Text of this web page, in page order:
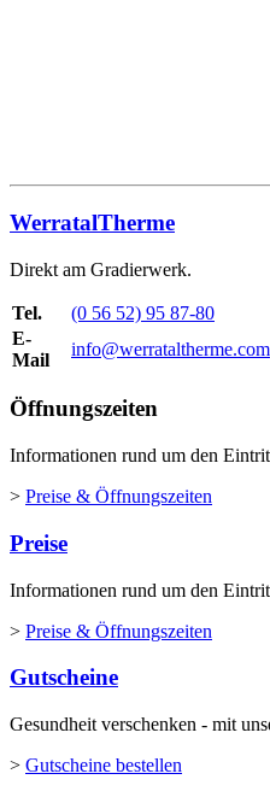
WerratalTherme
Direkt am Gradierwerk.
Tel.
(0 56 52) 95 87-80
E-
Mail
info@werrataltherme.com
Öffnungszeiten
Informationen rund um den
> Preise & Öffnungszeiten
Preise
Informationen rund um den
> Preise & Öffnungszeiten
Gutscheine
Gesundheit verschenken - mit
> Gutscheine bestellen